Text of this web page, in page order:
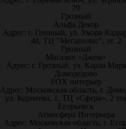
79
Грозный
Альфа Декор
Адрес: г. Грозный, ул. Умара
48, ТЦ "Мегаполис", эт. 2
Грозный
Магазин «Джем»
Адрес: г. Грозный, ул. Карла
Домодедово
FOX интерьер
Адрес: Московская область, г.
ул. Корнеева, 1, ТЦ «Сфера», 2
Егорьевск
Атмосфера Интерьера
Адрес: Московская область, г.